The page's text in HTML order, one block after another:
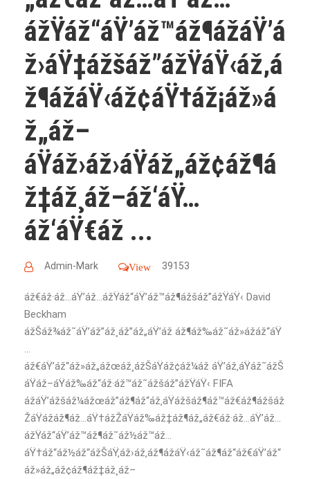
ážŸáž“áŸ’áž™áž¶ážáŸ’á
ž›áŸ‡ážšáž”ážŸáŸ‹áž‚á
ž¶ážáŸ‹áž¢áŸ†áž¡áž»á
ž„áž–
áŸáž›áž›áŸáž„áž¢áž¶á
ž‡áž¸áž–áž‘áŸ…
áž‘áŸ€áž ...
Admin-Mark View 39153
áž€áž·áž…áŸ’áž…ážŸáž“áŸ’áž™áž¶ážšáž”ážŸáŸ‹ David
Beckham
ážŠáž¾áž˜áŸ’áž”áž¸áž”áž„áŸ’áž áž¶áž‰áž˜áž»ážáž“áŸ
…
áž€áŸ’áž“áž»áž„ážœáž¸ážŠáŸáž¢áž¼áž áŸ’áž‚áŸáž˜ážŠ
áŸáž–áŸáž‰áž“áž·áž™áž˜ážšáž”ážŸáŸ‹ FIFA
ážáŸ’ážšáž¼ážœáž”áž¶áž“áž‚áŸážšáž¶áž™áž€áž¶ážšáž
ŽáŸážáž¶áž…áŸ†ážŽáŸáž‰áž‡áž¶áž„áž€áž·áž…áŸ’áž…
ážŸáž“áŸ’áž™áž¶áž˜áž½áž™áž…
áŸ†áž“áž½áž“ážŠáŸ‚áž›áž‚áž¶ážáŸ‹áž˜áž¶áž“áž€áŸ’áž“
áž»áž„áž¢áž¶áž‡áž¸áž–